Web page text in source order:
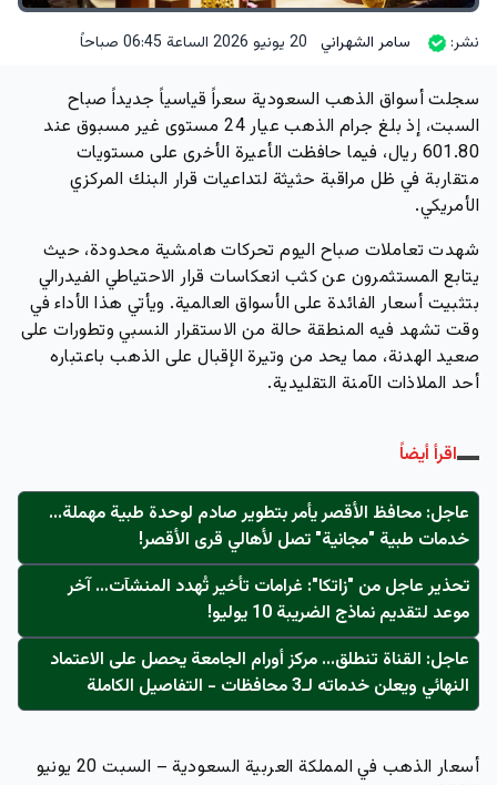
نشر: سامر الشهراني 20 يونيو 2026 الساعة 06:45 صباحاً
سجلت أسواق الذهب السعودية سعراً قياسياً جديداً صباح
السبت، إذ بلغ جرام الذهب عيار 24 مستوى غير مسبوق عند
601.80 ريال، فيما حافظت الأعيرة الأخرى على مستويات
متقاربة في ظل مراقبة حثيثة لتداعيات قرار البنك المركزي
الأمريكي.
شهدت تعاملات صباح اليوم تحركات هامشية محدودة، حيث
يتابع المستثمرون عن كثب انعكاسات قرار الاحتياطي الفيدرالي
بتثبيت أسعار الفائدة على الأسواق العالمية. ويأتي هذا الأداء في
وقت تشهد فيه المنطقة حالة من الاستقرار النسبي وتطورات على
صعيد الهدنة، مما يحد من وتيرة الإقبال على الذهب باعتباره
أحد الملاذات الآمنة التقليدية.
اقرأ أيضاً
عاجل: محافظ الأقصر يأمر بتطوير صادم لوحدة طبية مهملة...
خدمات طبية "مجانية" تصل لأهالي قرى الأقصر!
تحذير عاجل من "زاتكا": غرامات تأخير تُهدد المنشآت… آخر
موعد لتقديم نماذج الضريبة 10 يوليو!
عاجل: القناة تنطلق... مركز أورام الجامعة يحصل على الاعتماد
النهائي ويعلن خدماته لـ3 محافظات - التفاصيل الكاملة
أسعار الذهب في المملكة العربية السعودية – السبت 20 يونيو